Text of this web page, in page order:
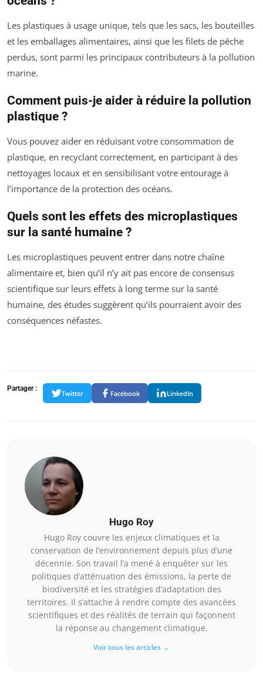
Les plastiques à usage unique, tels que les sacs, les bouteilles
et les emballages alimentaires, ainsi que les filets de pêche
perdus, sont parmi les principaux contributeurs à la pollution
marine.
Comment puis-je aider à réduire la pollution
plastique ?
Vous pouvez aider en réduisant votre consommation de
plastique, en recyclant correctement, en participant à des
nettoyages locaux et en sensibilisant votre entourage à
l’importance de la protection des océans.
Quels sont les effets des microplastiques
sur la santé humaine ?
Les microplastiques peuvent entrer dans notre chaîne
alimentaire et, bien qu’il n’y ait pas encore de consensus
scientifique sur leurs effets à long terme sur la santé
humaine, des études suggèrent qu’ils pourraient avoir des
conséquences néfastes.
Partager :
Twitter Facebook LinkedIn
Hugo Roy
Hugo Roy couvre les enjeux climatiques et la
conservation de l’environnement depuis plus d’une
décennie. Son travail l’a mené à enquêter sur les
politiques d’atténuation des émissions, la perte de
biodiversité et les stratégies d’adaptation des
territoires. Il s’attache à rendre compte des avancées
scientifiques et des réalités de terrain qui façonnent
la réponse au changement climatique.
Voir tous les articles →